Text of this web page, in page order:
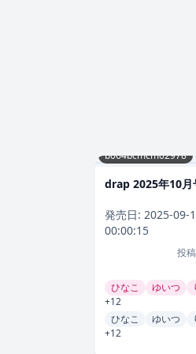
b064bcmcm02978
drap 2025年10月
発売日: 2025-09-
00:00:15
投
ひなこ ゆいつ
+12
ひなこ
ゆいつ
+12